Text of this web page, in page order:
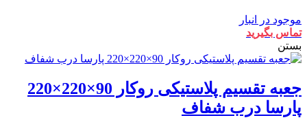
موجود در انبار
تماس بگیرید
بستن
جعبه تقسیم پلاستیکی روکار 90×220×220
پارسا درب شفاف